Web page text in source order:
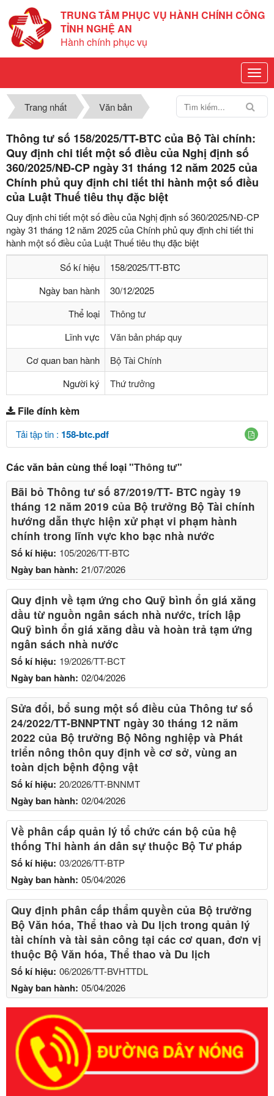
TRUNG TÂM PHỤC VỤ HÀNH CHÍNH CÔNG
TỈNH NGHỆ AN
Hành chính phục vụ
Trang nhất Văn bản
Thông tư số 158/2025/TT-BTC của Bộ Tài chính:
Quy định chi tiết một số điều của Nghị định số
360/2025/NĐ-CP ngày 31 tháng 12 năm 2025 của
Chính phủ quy định chi tiết thi hành một số điều
của Luật Thuế tiêu thụ đặc biệt
Quy định chi tiết một số điều của Nghị định số 360/2025/NĐ-CP
ngày 31 tháng 12 năm 2025 của Chính phủ quy định chi tiết thi
hành một số điều của Luật Thuế tiêu thụ đặc biệt
Số kí hiệu
158/2025/TT-BTC
Ngày ban hành
30/12/2025
Thể loại
Thông tư
Lĩnh vực
Văn bản pháp quy
Cơ quan ban hành
Bộ Tài Chính
Người ký
Thứ trưởng
File đính kèm
Tải tập tin : 158-btc.pdf
Các văn bản cùng thể loại"Thông tư"
Số kí hiệu: 105/2026/TT-BTC
Ngày ban hành: 21/07/2026
Bãi bỏ Thông tư số 87/2019/TT- BТC ngày 19
tháng 12 năm 2019 của Bộ trưởng Bộ Tài chính
hướng dẫn thực hiện xử phạt vi phạm hành
chính trong lĩnh vực kho bạc nhà nước
Số kí hiệu: 19/2026/TT-BCT
Ngày ban hành: 02/04/2026
Quy định về tạm ứng cho Quỹ bình ổn giá xăng
dầu từ nguồn ngân sách nhà nước, trích lập
Quỹ bình ổn giá xăng dầu và hoàn trả tạm ứng
ngân sách nhà nước
Số kí hiệu: 20/2026/TT-BNNMT
Ngày ban hành: 02/04/2026
Sửa đổi, bổ sung một số điều của Thông tư số
24/2022/TT-BNNPTNT ngày 30 tháng 12 năm
2022 của Bộ trưởng Bộ Nông nghiệp và Phát
triển nông thôn quy định về cơ sở, vùng an
toàn dịch bệnh động vật
Số kí hiệu: 03/2026/TT-BTP
Ngày ban hành: 05/04/2026
Về phân cấp quản lý tổ chức cán bộ của hệ
thống Thi hành án dân sự thuộc Bộ Tư pháp
Số kí hiệu: 06/2026/TT-BVHTTDL
Ngày ban hành: 05/04/2026
Quy định phân cấp thẩm quyền của Bộ trưởng
Bộ Văn hóa, Thể thao và Du lịch trong quản lý
tài chính và tài sản công tại các cơ quan, đơn vị
thuộc Bộ Văn hóa, Thể thao và Du lịch